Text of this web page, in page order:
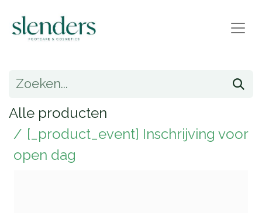
Alle producten
[_product_event] Inschrijving voor
open dag